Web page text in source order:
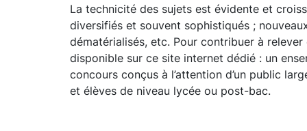
La technicité des sujets est évidente et
diversifiés et souvent sophistiqués ;
dématérialisés, etc. Pour contribuer à
disponible sur ce site internet dédié : un
concours conçus à l’attention d’un public
et élèves de niveau lycée ou post-bac.